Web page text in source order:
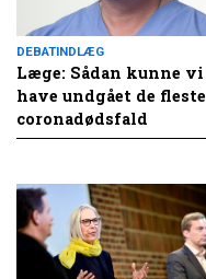
DEBATINDLÆG
Læge: Sådan kunne vi
have undgået de fleste
coronadødsfald